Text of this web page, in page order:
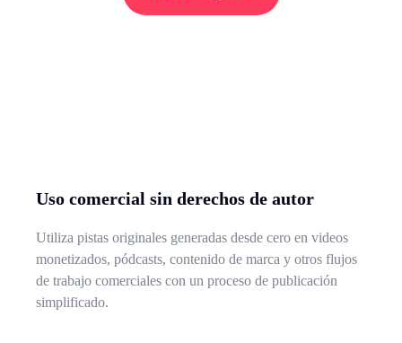
Uso comercial sin derechos de autor
Utiliza pistas originales generadas desde cero en videos
monetizados, pódcasts, contenido de marca y otros flujos
de trabajo comerciales con un proceso de publicación
simplificado.